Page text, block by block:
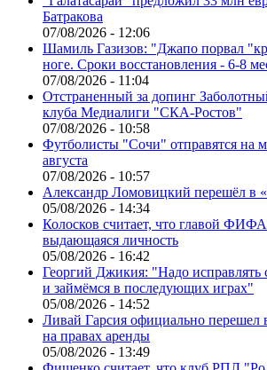
Батракова
07/08/2026 - 12:06
Шамиль Газизов: "Джапо порвал
ноге. Сроки восстановления - 6-8
07/08/2026 - 11:04
Отстраненный за допинг
клуба Медиалиги "СКА-Ростов"
07/08/2026 - 10:58
Футболисты "Сочи" отправятся на
августа
07/08/2026 - 10:57
Александр Ломовицкий перешёл в
05/08/2026 - 14:34
Колосков считает, что главой
выдающаяся личность
05/08/2026 - 16:42
Георгий Джикия: "Надо
и займёмся в последующих играх"
05/08/2026 - 14:52
Ливай Гарсия официально перешел
на правах аренды
05/08/2026 - 13:49